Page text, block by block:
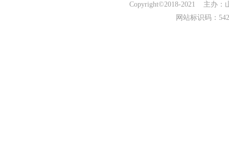
Copyright©2018-2021 主办：
网站标识码：